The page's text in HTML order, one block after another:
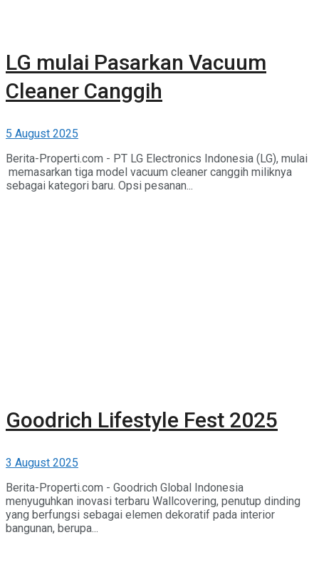
LG mulai Pasarkan Vacuum
Cleaner Canggih
5 August 2025
Berita-Properti.com - PT LG Electronics Indonesia (LG), mulai
memasarkan tiga model vacuum cleaner canggih miliknya
sebagai kategori baru. Opsi pesanan...
Goodrich Lifestyle Fest 2025
3 August 2025
Berita-Properti.com - Goodrich Global Indonesia
menyuguhkan inovasi terbaru Wallcovering, penutup dinding
yang berfungsi sebagai elemen dekoratif pada interior
bangunan, berupa...